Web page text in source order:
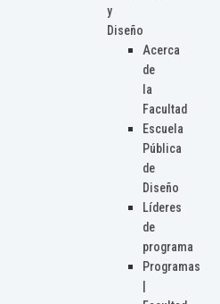
y
Diseño
Acerca
de
la
Facultad
Escuela
Pública
de
Diseño
Líderes
de
programa
Programas